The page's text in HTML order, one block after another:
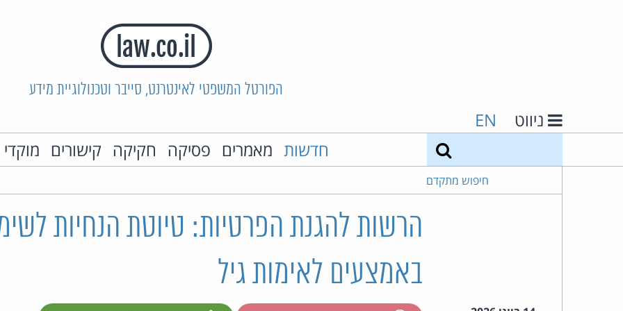
הפורטל המשפטי לאינטרנט, סייבר וטכנולוגיית מידע
ניווט EN
חדשות מאמרים פסיקה חקיקה קישורים
חיפוש מתקדם
הרשות להגנת הפרטיות: טיוטת הנחיות
באמצעים לאימות גיל